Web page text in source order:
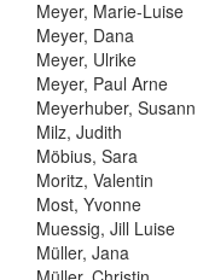
Meyer, Marie-Luise
Meyer, Dana
Meyer, Ulrike
Meyer, Paul Arne
Meyerhuber, Susann
Milz, Judith
Möbius, Sara
Moritz, Valentin
Most, Yvonne
Muessig, Jill Luise
Müller, Jana